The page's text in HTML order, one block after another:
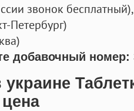
звонок бесплатный),
Петербург)
добавочный номер: